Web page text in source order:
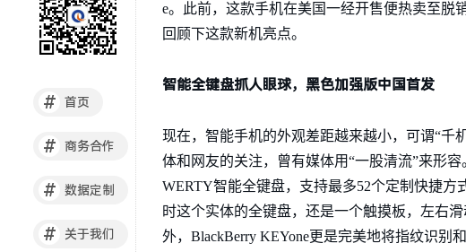
# 首页
# 商务合作
# 数据定制
# 关于我们
e。此前，这款手机在美国一经开售便热卖至脱
回顾下这款新机亮点。
智能全键盘抓人眼球，黑色加强版中国首发
现在，智能手机的外观差距越来越小，可谓“千
体和网友的关注，曾有媒体用“一股清流”来形
WERTY智能全键盘，支持最多52个定制快捷
时这个实体的全键盘，还是一个触摸板，左右
外，BlackBerry KEYone更是完美地将指纹识